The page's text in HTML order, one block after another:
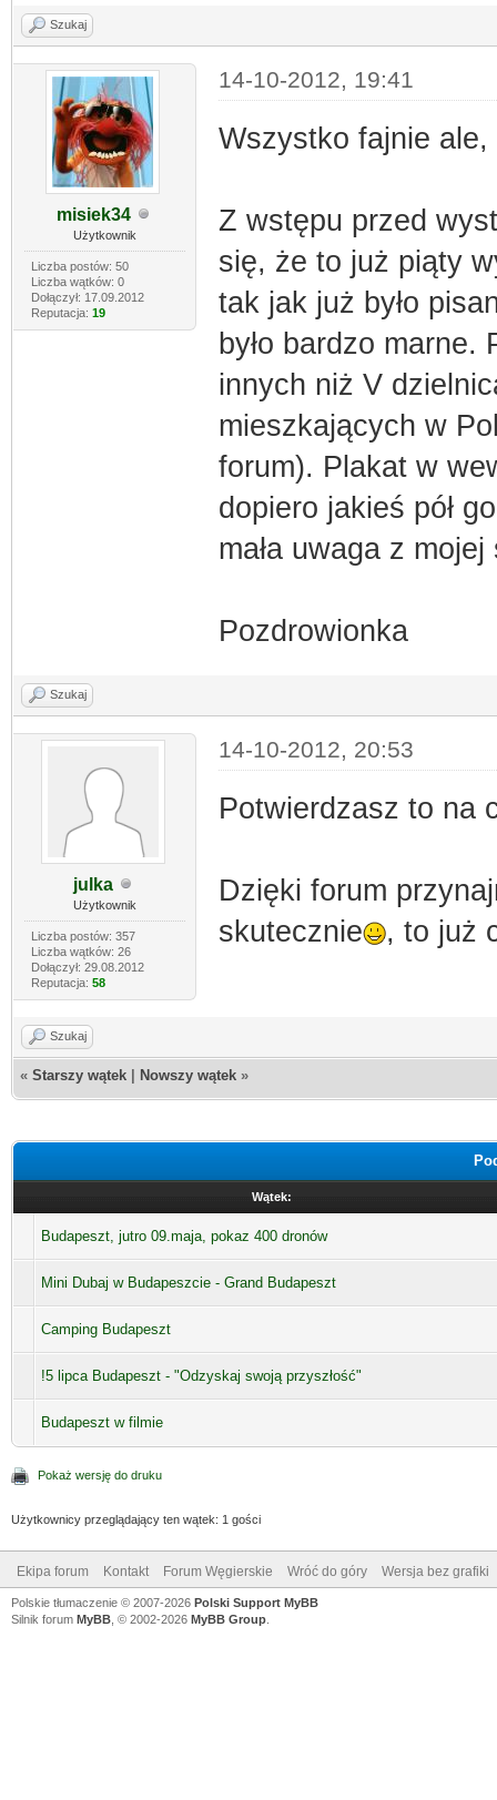
Szukaj
misiek34
Użytkownik
Liczba postów: 50
Liczba wątków: 0
Dołączył: 17.09.2012
Reputacja: 19
14-10-2012, 19:41
Wszystko fajnie ale,
Z wstępu przed
się, że to już piąty
tak jak już było
było bardzo
innych niż V
mieszkających w
forum). Plakat w
dopiero jakieś pół
mała uwaga z mojej
Pozdrowionka
Szukaj
julka
Użytkownik
Liczba postów: 357
Liczba wątków: 26
Dołączył: 29.08.2012
Reputacja: 58
14-10-2012, 20:53
Potwierdzasz to na
Dzięki forum
skutecznie
, to już
Szukaj
« Starszy wątek Nowszy wątek »
Wątek:
Budapeszt, jutro 09.maja, pokaz 400 dronów
Mini Dubaj w Budapeszcie - Grand Budapeszt
Camping Budapeszt
!5 lipca Budapeszt - "Odzyskaj swoją przyszłość"
Budapeszt w filmie
Pokaż wersję do druku
Użytkownicy przeglądający ten wątek: 1 gości
Ekipa forum Kontakt Forum Węgierskie Wróć do góry Wersja bez grafiki
Polskie tłumaczenie © 2007-2026 Polski Support MyBB
Silnik forum MyBB , © 2002-2026 MyBB Group